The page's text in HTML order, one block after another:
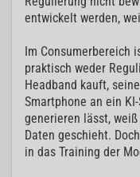
entwickelt werden,
Im Consumerbereich
praktisch weder
Headband kauft,
Smartphone an ein
generieren lässt,
Daten geschieht.
in das Training der